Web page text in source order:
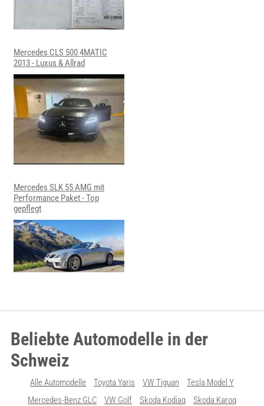
Mercedes CLS 500 4MATIC
2013 - Luxus & Allrad
Mercedes SLK 55 AMG mit
Performance Paket - Top
gepflegt
Beliebte Automodelle in der
Schweiz
Alle Automodelle Toyota Yaris VW Tiguan
Tesla Model Y
Mercedes-Benz GLC
VW Golf Skoda Kodiaq Skoda Karoq